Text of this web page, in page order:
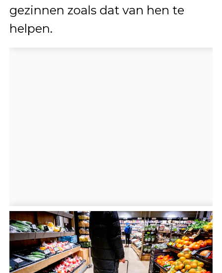
gezinnen zoals dat van hen te
helpen.